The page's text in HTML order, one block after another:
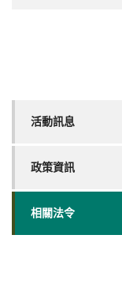
活動訊息
政策資訊
相關法令